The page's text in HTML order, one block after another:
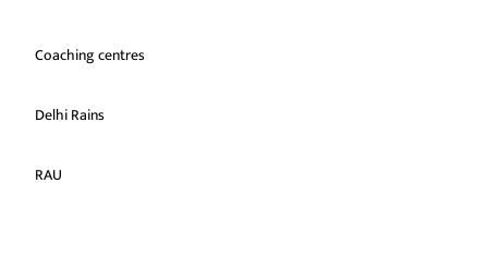
Coaching centres
Delhi Rains
RAU